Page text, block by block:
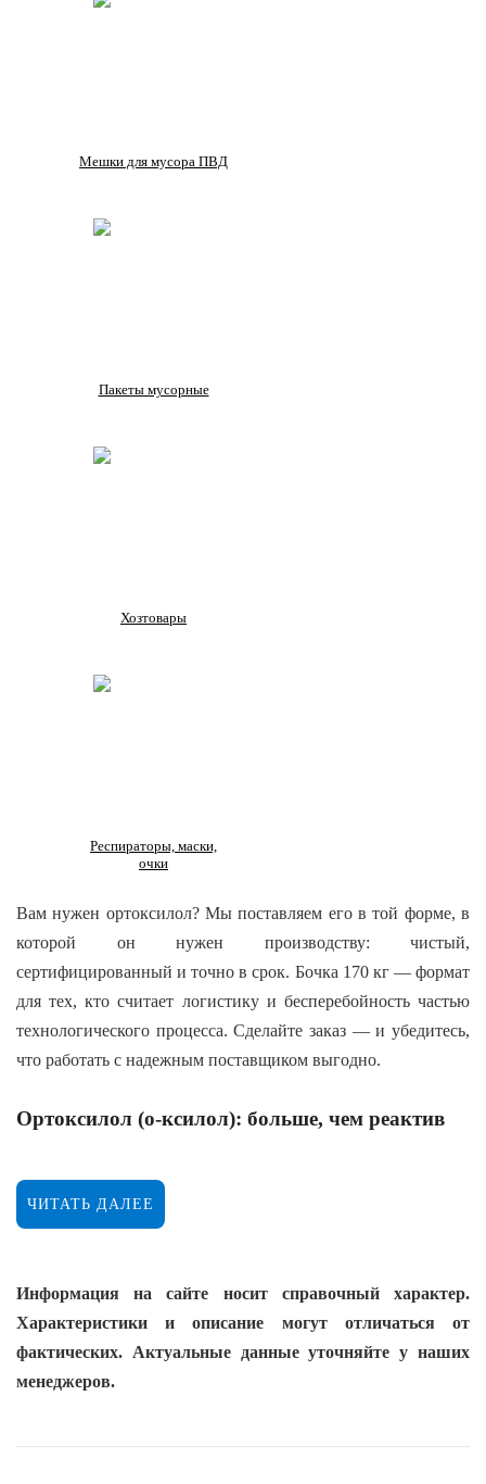
Мешки для мусора ПВД
Пакеты мусорные
Хозтовары
Респираторы, маски,
очки
Вам нужен ортоксилол? Мы поставляем его в той форме, в
которой он нужен производству: чистый,
сертифицированный и точно в срок. Бочка 170 кг — формат
для тех, кто считает логистику и бесперебойность частью
технологического процесса. Сделайте заказ — и убедитесь,
что работать с надежным поставщиком выгодно.
Ортоксилол (о-ксилол): больше, чем реактив
конкретный параметр в регламенте, от которого зависит
выход целевого продукта. Ваша задача — обеспечить
ЧИТАТЬ ДАЛЕЕ
Информация на сайте носит справочный характер.
Характеристики и описание могут отличаться от
фактических. Актуальные данные уточняйте у наших
менеджеров.